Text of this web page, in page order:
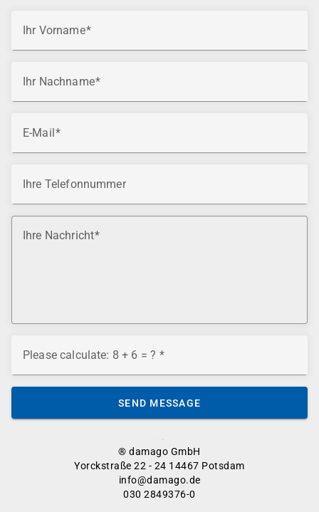
® damago GmbH
Yorckstraße 22 - 24 14467 Potsdam
info@damago.de
030 2849376-0
Ihr Vorname
Ihr Nachname
E-Mail
Ihre Telefonnummer
Ihre Nachricht
Please calculate: 8 + 6 = ?
SEND MESSAGE